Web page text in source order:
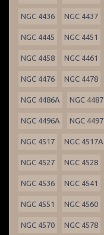
NGC 4436 NGC 4437
NGC 4445 NGC 4451
NGC 4458 NGC 4461
NGC 4476 NGC 4478
NGC 4486A NGC 4487
NGC 4496A NGC 4497
NGC 4517 NGC 4517A
NGC 4527 NGC 4528
NGC 4536 NGC 4541
NGC 4551 NGC 4560
NGC 4570 NGC 4578